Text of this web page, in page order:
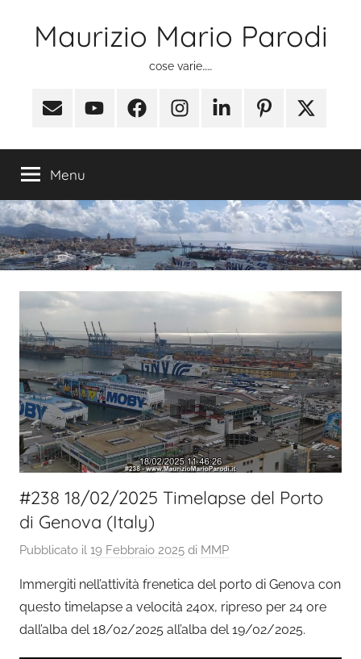
Maurizio Mario Parodi
cose varie……
Email YoutubeFacebookInstagramLinkedinPinterest
X
Twitter)
Menu
#238 18/02/2025 Timelapse del Porto
di Genova (Italy)
Pubblicato il 19 Febbraio 2025 di MMP
Immergiti nell’attività frenetica del porto di Genova con
questo timelapse a velocità 240x, ripreso per 24 ore
dall’alba del 18/02/2025 all’alba del 19/02/2025.